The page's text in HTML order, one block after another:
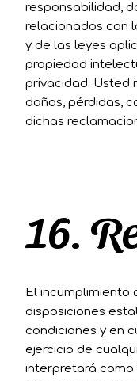
responsabilidad,
relacionados con
y de las leyes
propiedad
privacidad. Usted
daños, pérdidas,
dichas
16.
El incumplimiento
disposiciones
condiciones y en
ejercicio de
interpretará como